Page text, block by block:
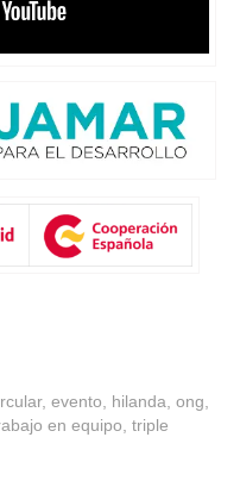
, evento hilanda ong
en equipo triple